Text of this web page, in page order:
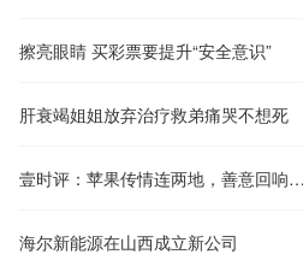
擦亮眼睛 买彩票要提升“安全意识”
肝衰竭姐姐放弃治疗救弟痛哭不想死
壹时评：苹果传情连两地，善意回响暖万家
海尔新能源在山西成立新公司